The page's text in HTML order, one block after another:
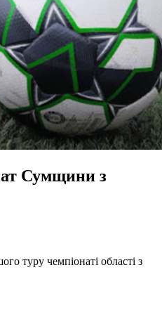
Сумщини з
туру чемпіонаті області з